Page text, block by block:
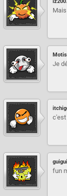
Je
fun